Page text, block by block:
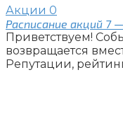
Акции 0
Расписание акций 7
Приветствуем!
возвращается
Репутации,